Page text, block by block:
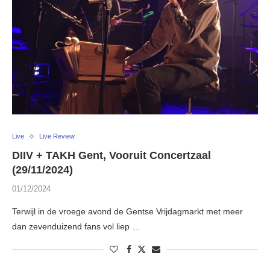
Live Live Review
DIIV + TAKH Gent, Vooruit Concertzaal
(29/11/2024)
01/12/2024
Terwijl in de vroege avond de Gentse Vrijdagmarkt met meer
dan zevenduizend fans vol liep …